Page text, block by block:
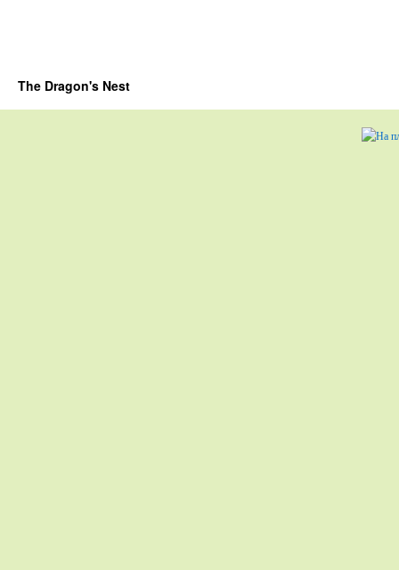
The Dragon's Nest